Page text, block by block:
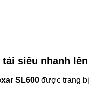
siêu nhanh lên
SL600 được trang bị